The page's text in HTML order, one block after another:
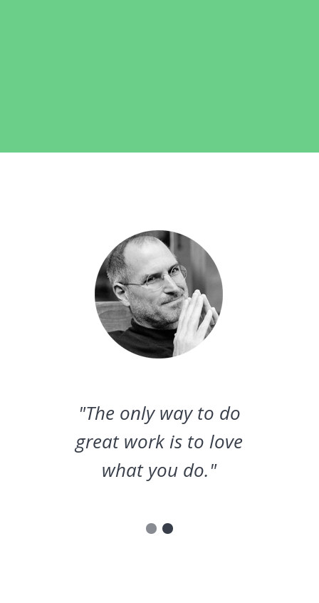
"The only way to do
great work is to love
what you do."